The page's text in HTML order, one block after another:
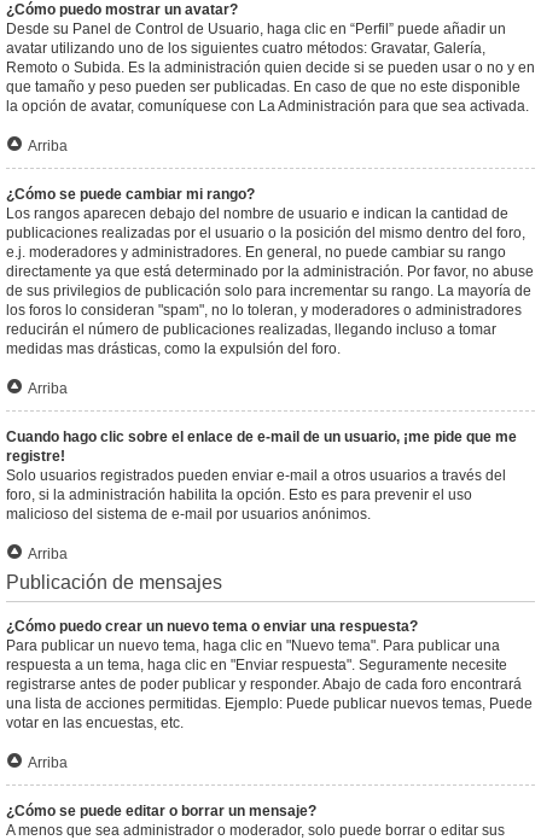
¿Cómo puedo mostrar un avatar?
Desde su Panel de Control de Usuario, haga clic en “Perfil” puede añadir un
avatar utilizando uno de los siguientes cuatro métodos: Gravatar, Galería,
Remoto o Subida. Es la administración quien decide si se pueden usar o no y en
que tamaño y peso pueden ser publicadas. En caso de que no este disponible
la opción de avatar, comuníquese con La Administración para que sea activada.
Arriba
¿Cómo se puede cambiar mi rango?
Los rangos aparecen debajo del nombre de usuario e indican la cantidad de
publicaciones realizadas por el usuario o la posición del mismo dentro del foro,
e.j. moderadores y administradores. En general, no puede cambiar su rango
directamente ya que está determinado por la administración. Por favor, no abuse
de sus privilegios de publicación solo para incrementar su rango. La mayoría de
los foros lo consideran "spam", no lo toleran, y moderadores o administradores
reducirán el número de publicaciones realizadas, llegando incluso a tomar
medidas mas drásticas, como la expulsión del foro.
Arriba
Cuando hago clic sobre el enlace de e-mail de un usuario, ¡me pide que me
registre!
Solo usuarios registrados pueden enviar e-mail a otros usuarios a través del
foro, si la administración habilita la opción. Esto es para prevenir el uso
malicioso del sistema de e-mail por usuarios anónimos.
Arriba
Publicación de mensajes
¿Cómo puedo crear un nuevo tema o enviar una respuesta?
Para publicar un nuevo tema, haga clic en "Nuevo tema". Para publicar una
respuesta a un tema, haga clic en "Enviar respuesta". Seguramente necesite
registrarse antes de poder publicar y responder. Abajo de cada foro encontrará
una lista de acciones permitidas. Ejemplo: Puede publicar nuevos temas, Puede
votar en las encuestas, etc.
Arriba
¿Cómo se puede editar o borrar un mensaje?
A menos que sea administrador o moderador, solo puede borrar o editar sus